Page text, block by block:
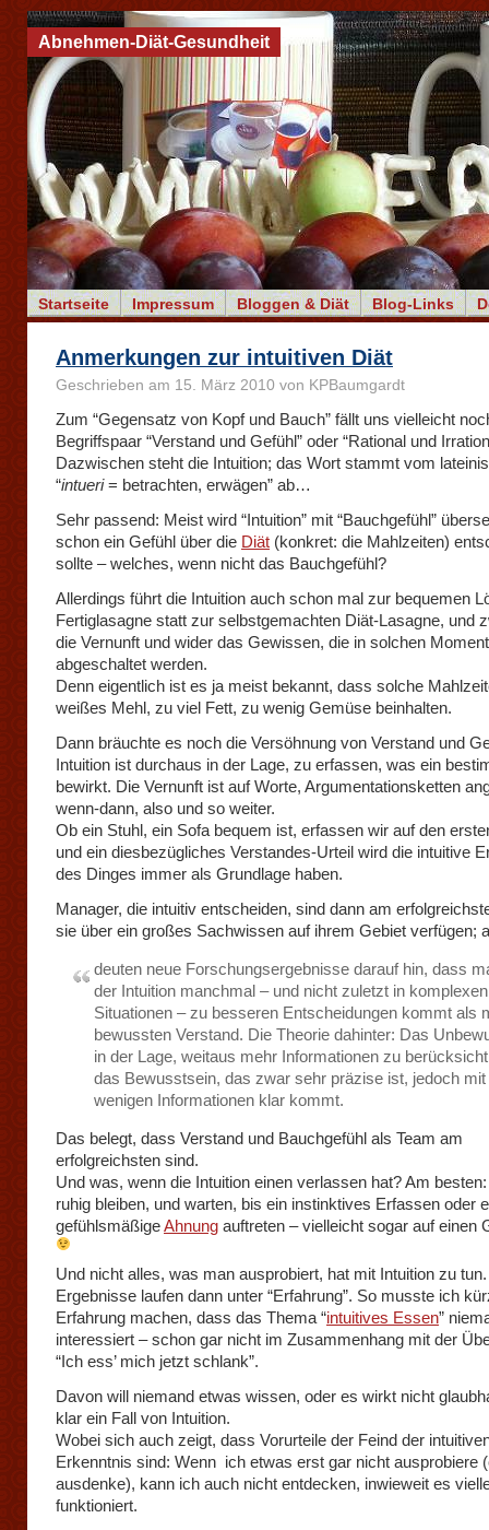
Startseite Impressum Bloggen & Diät Blog-Links
Abnehmen-Diät-Gesundheit
Anmerkungen zur intuitiven Diät
Geschrieben am 15. März 2010 von KPBaumgardt
Zum “Gegensatz von Kopf und Bauch” fällt uns vielleicht
Begriffspaar “Verstand und Gefühl” oder “Rational und
Dazwischen steht die Intuition; das Wort stammt vom
“intueri= betrachten, erwägen” ab…
Sehr passend: Meist wird “Intuition” mit “Bauchgefühl”
schon ein Gefühl über die Diät (konkret: die Mahlzeiten)
sollte – welches, wenn nicht das Bauchgefühl?
Allerdings führt die Intuition auch schon mal zur bequemen
Fertiglasagne statt zur selbstgemachten Diät-Lasagne, und
die Vernunft und wider das Gewissen, die in solchen
abgeschaltet werden.
Denn eigentlich ist es ja meist bekannt, dass solche
weißes Mehl, zu viel Fett, zu wenig Gemüse beinhalten.
Dann bräuchte es noch die Versöhnung von Verstand und
Intuition ist durchaus in der Lage, zu erfassen, was ein
bewirkt. Die Vernunft ist auf Worte, Argumentationsketten
wenn-dann, also und so weiter.
Ob ein Stuhl, ein Sofa bequem ist, erfassen wir auf den
und ein diesbezügliches Verstandes-Urteil wird die intuitive
des Dinges immer als Grundlage haben.
Manager, die intuitiv entscheiden, sind dann am
sie über ein großes Sachwissen auf ihrem Gebiet verfügen;
deuten neue Forschungsergebnisse darauf hin, dass
der Intuition manchmal – und nicht zuletzt in komplexen
Situationen – zu besseren Entscheidungen kommt als
bewussten Verstand. Die Theorie dahinter: Das
in der Lage, weitaus mehr Informationen zu
das Bewusstsein, das zwar sehr präzise ist, jedoch mit
wenigen Informationen klar kommt.
Das belegt, dass Verstand und Bauchgefühl als Team am
erfolgreichsten sind.
Und was, wenn die Intuition einen verlassen hat? Am
ruhig bleiben, und warten, bis ein instinktives Erfassen oder
gefühlsmäßigeAhnung auftreten – vielleicht sogar auf einen
Und nicht alles, was man ausprobiert, hat mit Intuition zu
Ergebnisse laufen dann unter “Erfahrung”. So musste ich
Erfahrung machen, dass das Thema “intuitives Essen”
interessiert – schon gar nicht im Zusammenhang mit der
“Ich ess’ mich jetzt schlank”.
Davon will niemand etwas wissen, oder es wirkt nicht
klar ein Fall von Intuition.
Wobei sich auch zeigt, dass Vorurteile der Feind der
Erkenntnis sind: Wenn ich etwas erst gar nicht ausprobiere
ausdenke), kann ich auch nicht entdecken, inwieweit es
funktioniert.